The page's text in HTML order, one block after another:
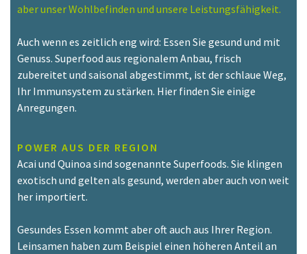
aber unser Wohlbefinden und unsere Leistungsfähigkeit.
Auch wenn es zeitlich eng wird: Essen Sie gesund und mit
Genuss. Superfood aus regionalem Anbau, frisch
zubereitet und saisonal abgestimmt, ist der schlaue Weg,
Ihr Immunsystem zu stärken. Hier finden Sie einige
Anregungen.
POWER AUS DER REGION
Acai und Quinoa sind sogenannte Superfoods. Sie klingen
exotisch und gelten als gesund, werden aber auch von weit
her importiert.
Gesundes Essen kommt aber oft auch aus Ihrer Region.
Leinsamen haben zum Beispiel einen höheren Anteil an